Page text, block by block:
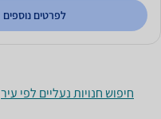
לפרטים נוספים
חיפוש חנויות נעליים לפי עיר